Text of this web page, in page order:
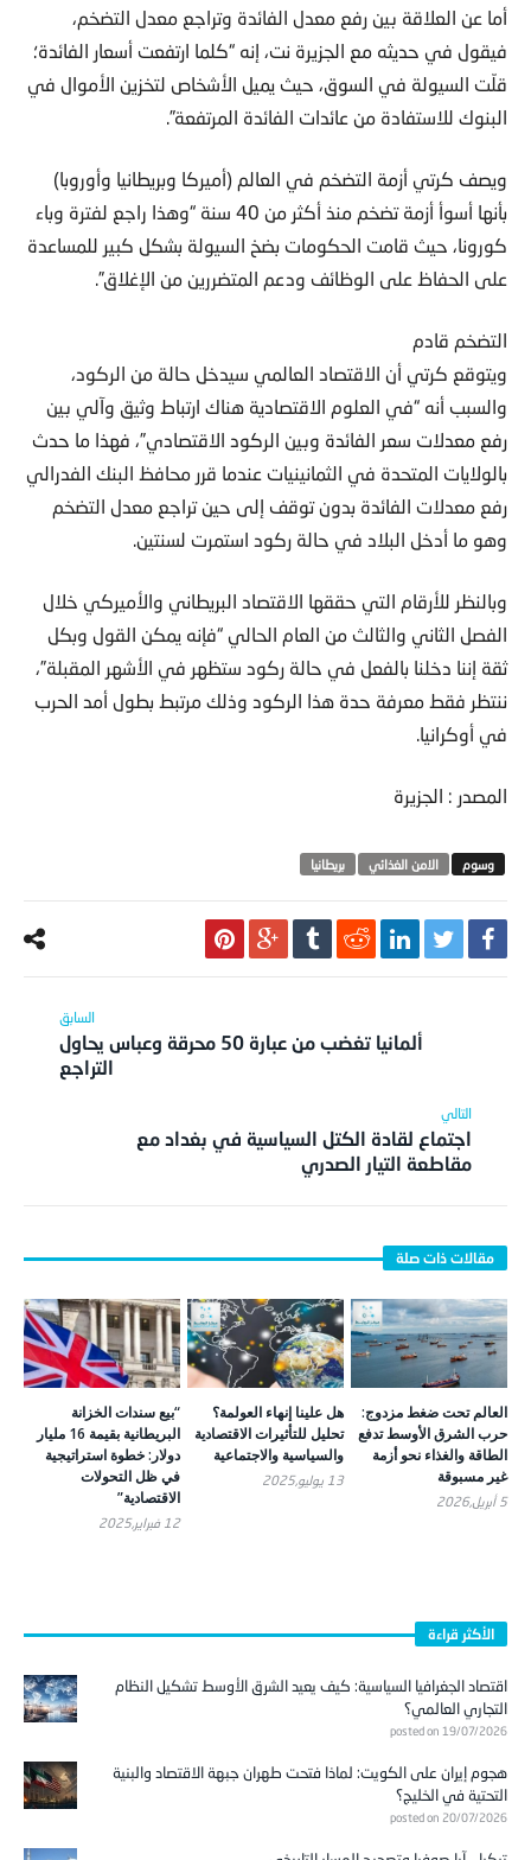
أما عن العلاقة بين رفع معدل الفائدة وتراجع معدل التضخم،
فيقول في حديثه مع الجزيرة نت، إنه “كلما ارتفعت أسعار الفائدة؛
قلّت السيولة في السوق، حيث يميل الأشخاص لتخزين الأموال في
البنوك للاستفادة من عائدات الفائدة المرتفعة”.
ويصف كرتي أزمة التضخم في العالم (أميركا وبريطانيا وأوروبا)
بأنها أسوأ أزمة تضخم منذ أكثر من 40 سنة “وهذا راجع لفترة وباء
كورونا، حيث قامت الحكومات بضخ السيولة بشكل كبير للمساعدة
على الحفاظ على الوظائف ودعم المتضررين من الإغلاق”.
التضخم قادم
ويتوقع كرتي أن الاقتصاد العالمي سيدخل حالة من الركود،
والسبب أنه “في العلوم الاقتصادية هناك ارتباط وثيق وآلي بين
رفع معدلات سعر الفائدة وبين الركود الاقتصادي”، فهذا ما حدث
بالولايات المتحدة في الثمانينيات عندما قرر محافظ البنك الفدرالي
رفع معدلات الفائدة بدون توقف إلى حين تراجع معدل التضخم
وهو ما أدخل البلاد في حالة ركود استمرت لسنتين.
وبالنظر للأرقام التي حققها الاقتصاد البريطاني والأميركي خلال
الفصل الثاني والثالث من العام الحالي “فإنه يمكن القول وبكل
ثقة إننا دخلنا بالفعل في حالة ركود ستظهر في الأشهر المقبلة”،
ننتظر فقط معرفة حدة هذا الركود وذلك مرتبط بطول أمد الحرب
في أوكرانيا.
المصدر : الجزيرة
الامن الغذائي بريطانيا
ألمانيا تغضب من عبارة 50 محرقة وعباس يحاول
التراجع
اجتماع لقادة الكتل السياسية في بغداد مع
مقاطعة التيار الصدري
العالم تحت ضغط مزدوج:
حرب الشرق الأوسط تدفع
الطاقة والغذاء نحو أزمة
غير مسبوقة
5 أبريل,2026
هل علينا إنهاء العولمة؟
تحليل للتأثيرات الاقتصادية
والسياسية والاجتماعية
13 يوليو,2025
“بيع سندات الخزانة
البريطانية بقيمة 16 مليار
دولار: خطوة استراتيجية
في ظل التحولات
الاقتصادية”
12 فبراير,2025
الأكثر قراءة
اقتصاد الجغرافيا السياسية: كيف يعيد الشرق الأوسط تشكيل النظام
التجاري العالمي؟
posted on 19/07/2026
هجوم إيران على الكويت: لماذا فتحت طهران جبهة الاقتصاد والبنية
التحتية في الخليج؟
posted on 20/07/2026